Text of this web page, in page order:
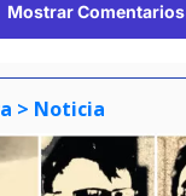
Mostrar Comentarios
> Noticia